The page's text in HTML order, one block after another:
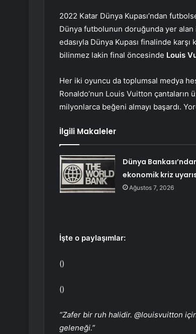
2022 Katar Dünya Kupası’ndan
Dünya futbolunun doruğunda yer alan
edasıyla Dünya Kupası finalinde
bilinmez lakin final öncesinde Louis
Her iki oyuncu da toplumsal medya
Ronaldo’nun Louis Vuitton çantaların
milyonlarca beğeni almayı başardı.
İlgili Makaleler
Dünya
ekonomik kriz
Ağustos 7, 2026
İşte o paylaşımlar:
()
()
“Zafer bir ruh halidir. @louisvuitton
geleneği.”